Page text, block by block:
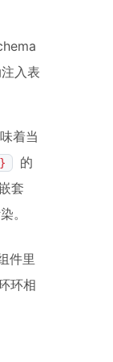
入表
着当
的
套
。
件里
环相